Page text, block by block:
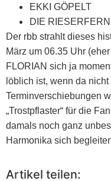
EKKI GÖPELT
DIE
Der rbb strahlt dieses
März um 06.35 Uhr
FLORIAN sich ja
löblich ist, wenn da
Terminverschiebungen
„Trostpflaster“ für die
damals noch ganz
Harmonika sich
Artikel teilen: